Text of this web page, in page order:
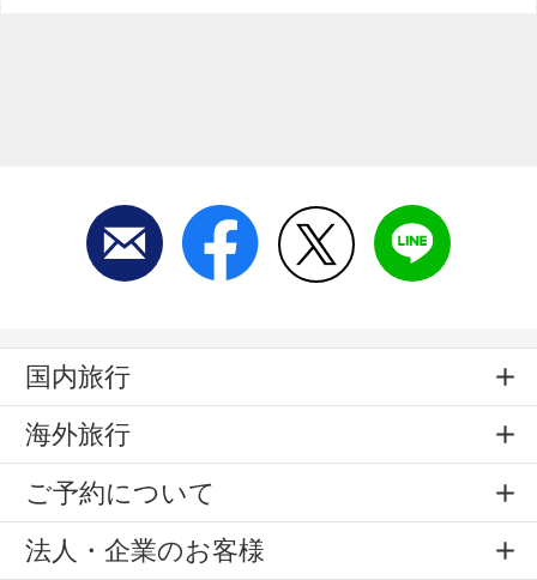
国内旅行
海外旅行
ご予約について
法人・企業のお客様